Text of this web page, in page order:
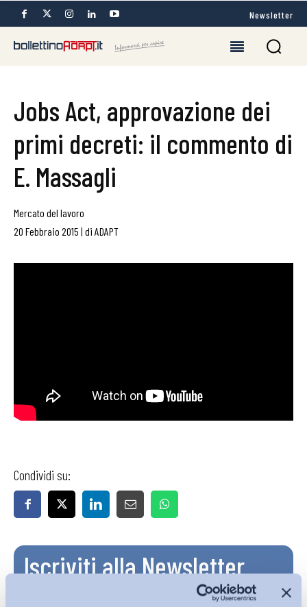
Newsletter
Jobs Act, approvazione dei
primi decreti: il commento di
E. Massagli
Mercato del lavoro
20 Febbraio 2015 | di ADAPT
Condividi su:
Iscriviti alla Newsletter